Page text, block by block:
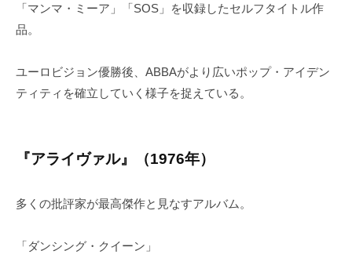
「マンマ・ミーア」「SOS」を収録したセルフタイトル作
品。
ユーロビジョン優勝後、ABBAがより広いポップ・アイデン
ティティを確立していく様子を捉えている。
『アライヴァル』（1976年）
多くの批評家が最高傑作と見なすアルバム。
「ダンシング・クイーン」